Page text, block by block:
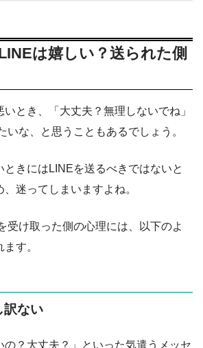
は嬉しい？送られた側
とき、「大丈夫？無理しないでね」
いな、と思うこともあるでしょう。
ときにはLINEを送るべきではないと
迷ってしまいますよね。
受け取った側の心理には、以下のよ
す。
訳ない
の？大丈夫？」といった気遣うメッセ